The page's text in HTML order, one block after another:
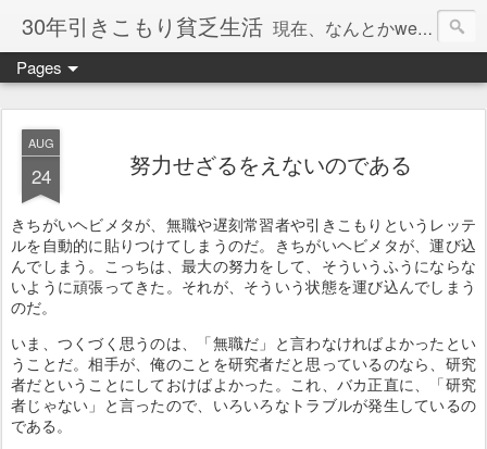
30年引きこもり貧乏生活 現在、なんとかweb系の仕事で食べています。このブログで扱う問題は「この世とはなにか」「人生とはなにか」「人間とはなにか」「強迫神経症の原因と解決法」「うつ病の原因と寄り添う方法」「家族の問題」などについてです。
Pages
AUG
24 努力せざるをえないのである
きちがいヘビメタが、無職や遅刻常習者や引きこもりというレッテ
ルを自動的に貼りつけてしまうのだ。きちがいヘビメタが、運び込
んでしまう。こっちは、最大の努力をして、そういうふうにならな
いように頑張ってきた。それが、そういう状態を運び込んでしまう
のだ。
いま、つくづく思うのは、「無職だ」と言わなければよかったとい
うことだ。相手が、俺のことを研究者だと思っているのなら、研究
者だということにしておけばよかった。これ、バカ正直に、「研究
者じゃない」と言ったので、いろいろなトラブルが発生しているの
である。